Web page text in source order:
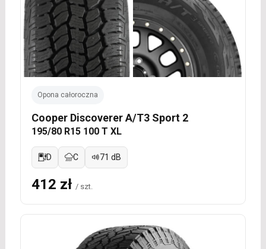
Opona całoroczna
Cooper Discoverer A/T3 Sport 2
195/80 R15 100 T XL
D C 71 dB
412 zł / szt.